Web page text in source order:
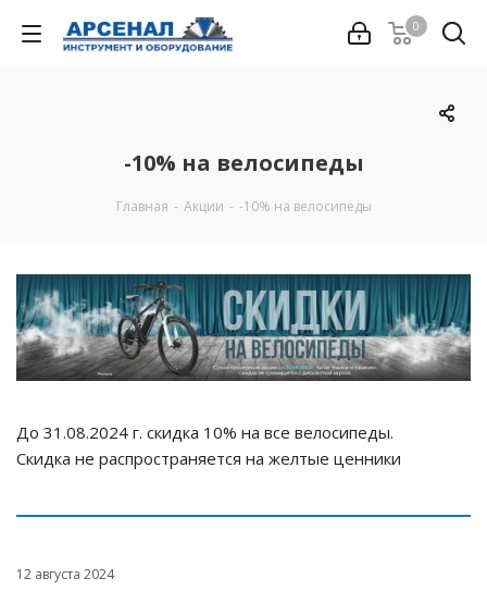
0
-10% на велосипеды
Главная - Акции - -10% на велосипеды
До 31.08.2024 г. скидка 10% на все велосипеды.
Скидка не распространяется на желтые ценники
12 августа 2024